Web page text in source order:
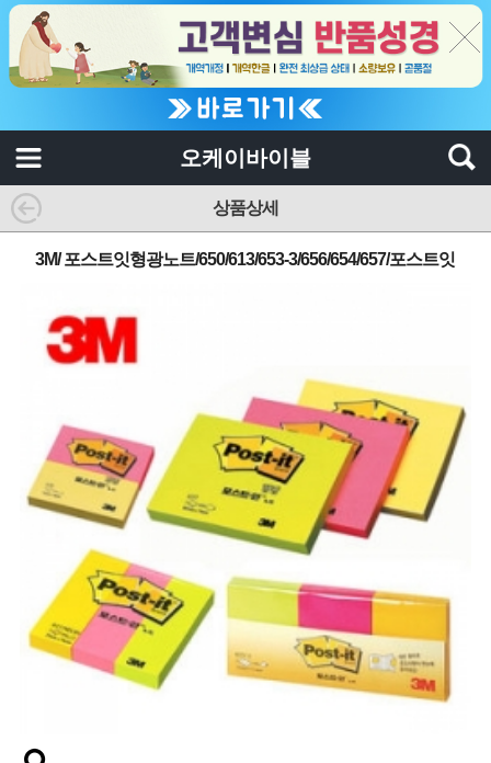
오케이바이블
상품상세
3M/ 포스트잇형광노트/650/613/653-3/656/654/657/포스트잇